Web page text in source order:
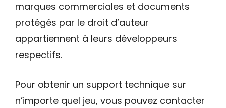
marques commerciales et documents
protégés par le droit d’auteur
appartiennent à leurs développeurs
respectifs.
Pour obtenir un support technique sur
n’importe quel jeu, vous pouvez contacter